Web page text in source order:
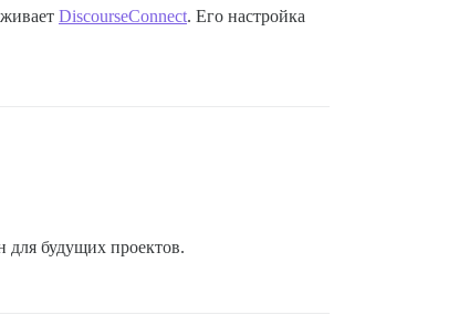
DiscourseConnect. Его настройка
для будущих проектов.